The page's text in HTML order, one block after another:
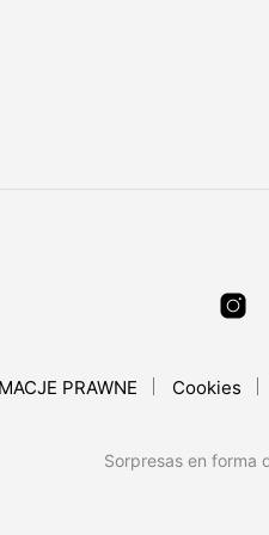
PRAWNE Cookies
Sorpresas en forma